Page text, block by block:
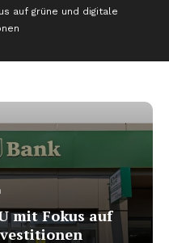
auf grüne und digitale
mit Fokus auf